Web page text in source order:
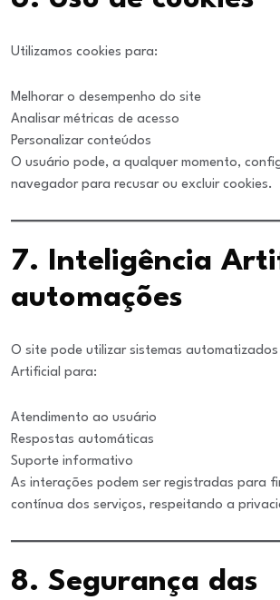
Utilizamos cookies para:
Melhorar o desempenho do site
Analisar métricas de acesso
Personalizar conteúdos
O usuário pode, a qualquer momento,
navegador para recusar ou excluir cookies.
7. Inteligência
automações
O site pode utilizar sistemas automatizados
Artificial para:
Atendimento ao usuário
Respostas automáticas
Suporte informativo
As interações podem ser registradas para
contínua dos serviços, respeitando a
8. Segurança das